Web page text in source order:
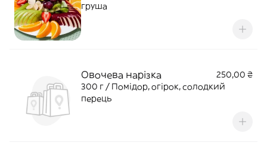
груша
Овочева нарізка
250,00 ₴
300 г / Помідор, огірок, солодкий
перець